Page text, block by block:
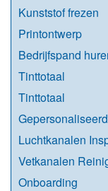
Kunststof frezen
Printontwerp
Bedrijfspand
Tinttotaal
Tinttotaal
Luchtkanalen
Vetkanalen
Onboarding